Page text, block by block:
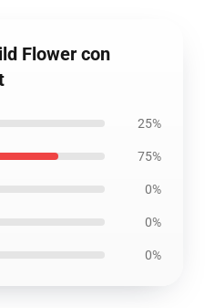
Flower con
25%
75%
0%
0%
0%